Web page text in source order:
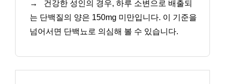
→
건강한 성인의 경우, 하루 소변으로 배출되
는 단백질의 양은 150mg 미만입니다. 이 기준을
넘어서면 단백뇨로 의심해 볼 수 있습니다.